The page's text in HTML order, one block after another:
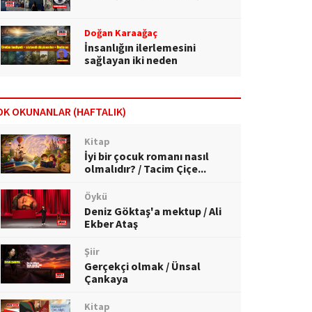
Doğan Karaağaç
İnsanlığın ilerlemesini
sağlayan iki neden
OKUNANLAR (HAFTALIK)
Kitap
İyi bir çocuk romanı nasıl
olmalıdır? / Tacim Çiçe...
Öykü
Deniz Göktaş'a mektup / Ali
Ekber Ataş
Şiir
Gerçekçi olmak / Ünsal
Çankaya
Kitap